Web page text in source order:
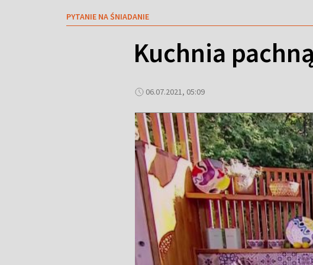
PYTANIE NA ŚNIADANIE
Kuchnia
06.07.2021, 05:09